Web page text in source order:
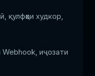
қулфҳои худкор,
Webhook, иҷозати